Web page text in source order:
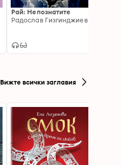
Рай: Непознатите
Радослав Гизгинджиев
Вижте всички заглавия